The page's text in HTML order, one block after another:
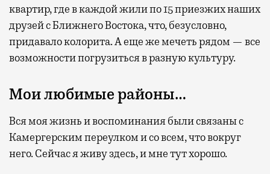
квартир, где в каждой жили по 15 приезжих наших
друзей с Ближнего Востока, что, безусловно,
придавало колорита. А еще же мечеть рядом — все
возможности погрузиться в разную культуру.
Мои любимые районы…
Вся моя жизнь и воспоминания были связаны с
Камергерским переулком и со всем, что вокруг
него. Сейчас я живу здесь, и мне тут хорошо.